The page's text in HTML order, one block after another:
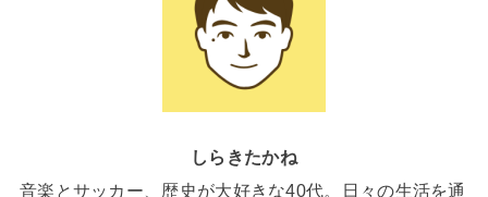
しらきたかね
音楽とサッカー、歴史が大好きな40代。日々の生活を通